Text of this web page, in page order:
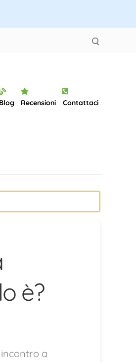
Blog Recensioni Contattaci
è?
a